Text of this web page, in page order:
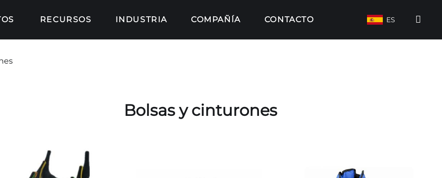
RECURSOS INDUSTRIA COMPAÑÍA CONTACTO ES
Bolsas y cinturones